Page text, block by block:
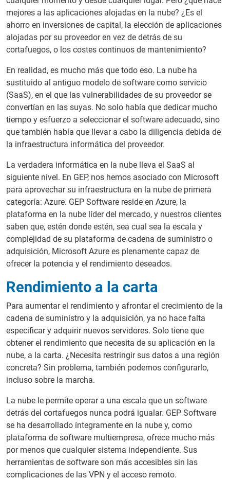
mejores a las aplicaciones alojadas en la nube? ¿Es el
ahorro en inversiones de capital, la elección de aplicaciones
alojadas por su proveedor en vez de detrás de su
cortafuegos, o los costes continuos de mantenimiento?
En realidad, es mucho más que todo eso. La nube ha
sustituido al antiguo modelo de software como servicio
(SaaS), en el que las vulnerabilidades de su proveedor se
convertían en las suyas. No solo había que dedicar mucho
tiempo y esfuerzo a seleccionar el software adecuado, sino
que también había que llevar a cabo la diligencia debida de
la infraestructura informática del proveedor.
La verdadera informática en la nube lleva el SaaS al
siguiente nivel. En GEP, nos hemos asociado con Microsoft
para aprovechar su infraestructura en la nube de primera
categoría: Azure. GEP Software reside en Azure, la
plataforma en la nube líder del mercado, y nuestros clientes
saben que, estén donde estén, sea cual sea la escala y
complejidad de su plataforma de cadena de suministro o
adquisición, Microsoft Azure es plenamente capaz de
ofrecer la potencia y el rendimiento deseados.
Rendimiento a la carta
Para aumentar el rendimiento y afrontar el crecimiento de la
cadena de suministro y la adquisición, ya no hace falta
especificar y adquirir nuevos servidores. Solo tiene que
obtener el rendimiento que necesita de su aplicación en la
nube, a la carta. ¿Necesita restringir sus datos a una región
concreta? Sin problema, también podemos configurarlo,
incluso sobre la marcha.
La nube le permite operar a una escala que un software
detrás del cortafuegos nunca podrá igualar. GEP Software
se ha desarrollado íntegramente en la nube y, como
plataforma de software multiempresa, ofrece mucho más
por menos que cualquier sistema independiente. Sus
herramientas de software son más accesibles sin las
complicaciones de las VPN y el acceso remoto.